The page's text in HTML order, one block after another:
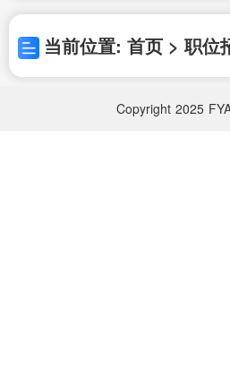
当前位置: 首页 > 职位
Copyright 2025